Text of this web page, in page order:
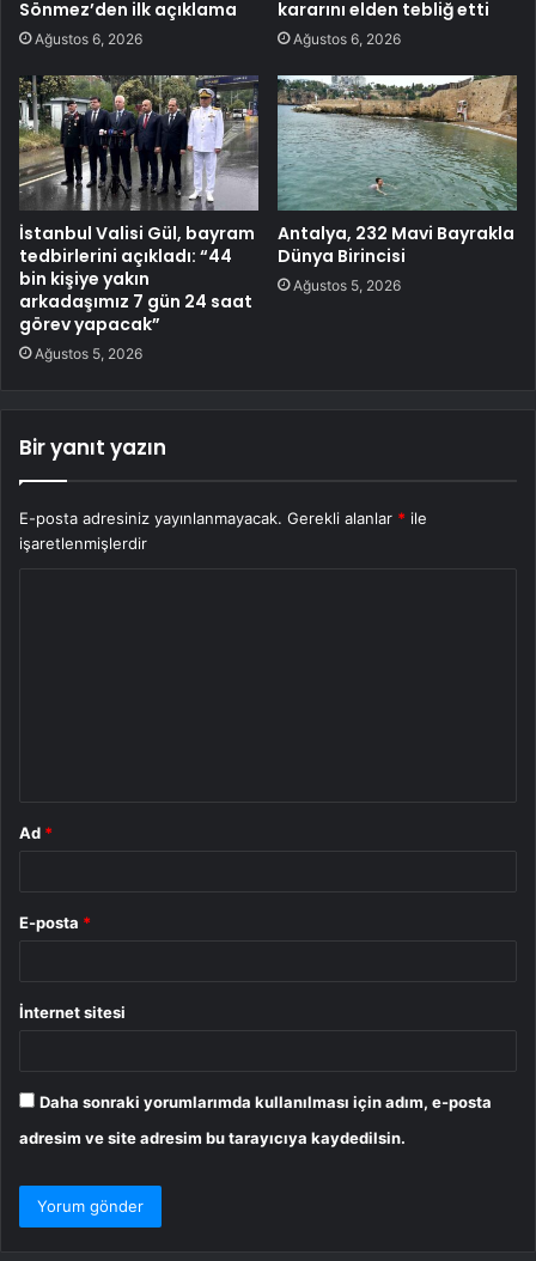
Sönmez’den ilk açıklama
Ağustos 6, 2026
kararını elden tebliğ etti
Ağustos 6, 2026
İstanbul Valisi Gül, bayram
tedbirlerini açıkladı: “44
bin kişiye yakın
arkadaşımız 7 gün 24 saat
görev yapacak”
Ağustos 5, 2026
Antalya, 232 Mavi Bayrakla
Dünya Birincisi
Ağustos 5, 2026
Bir yanıt yazın
E-posta adresiniz yayınlanmayacak. Gerekli alanlar * ile
işaretlenmişlerdir
Ad *
E-posta *
İnternet sitesi
Daha sonraki yorumlarımda kullanılması için adım, e-posta
adresim ve site adresim bu tarayıcıya kaydedilsin.